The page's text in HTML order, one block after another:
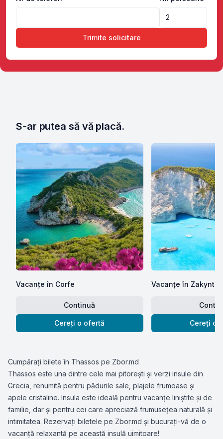
Trimite solicitare
S-ar putea să vă placă.
Vacanțe în Corfe
Continuă
Cereți o ofertă
Vacanțe în
Cereți o
Cumpărați bilete în Thassos pe Zbor.md
Thassos este una dintre cele mai pitorești și verzi insule din
Grecia, renumită pentru pădurile sale, plajele frumoase și
apele cristaline. Insula este ideală pentru vacanțe liniștite și de
familie, dar și pentru cei care apreciază frumusețea naturală și
intimitatea. Rezervați biletele pe Zbor.md și bucurați-vă de o
vacanță relaxantă pe această insulă uimitoare!